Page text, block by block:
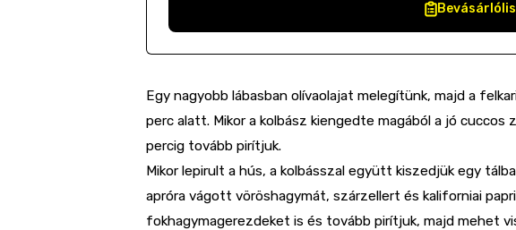
Egy nagyobb lábasban olívaolajat melegítünk, majd a
perc alatt. Mikor a kolbász kiengedte magából a jó
percig tovább pirítjuk.
Mikor lepirult a hús, a kolbásszal együtt kiszedjük egy
apróra vágott vöröshagymát, szárzellert és kaliforniai
fokhagymagerezdeket is és tovább pirítjuk, majd mehet